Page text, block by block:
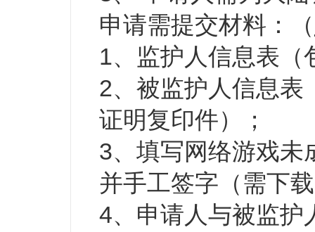
申请需提交材料：（
1、监护人信息表（
2、被监护人信息表
证明复印件）；
3、填写网络游戏未
并手工签字（需下
4、申请人与被监护